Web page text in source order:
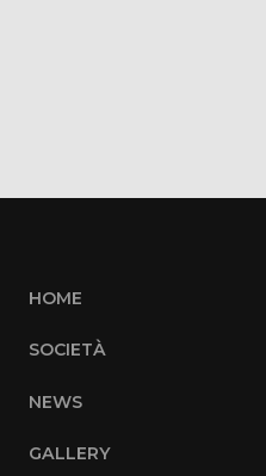
HOME
SOCIETÀ
NEWS
GALLERY